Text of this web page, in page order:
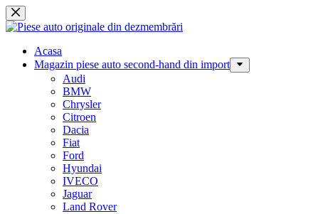
Sari
la
Acasa
Magazin piese auto second-hand din import
Audi
BMW
Chrysler
Citroen
Dacia
Fiat
Ford
Hyundai
IVECO
Jaguar
Land Rover